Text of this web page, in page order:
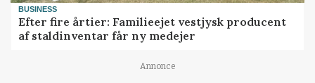
BUSINESS
Efter fire årtier: Familieejet vestjysk producent
af staldinventar får ny medejer
Annonce